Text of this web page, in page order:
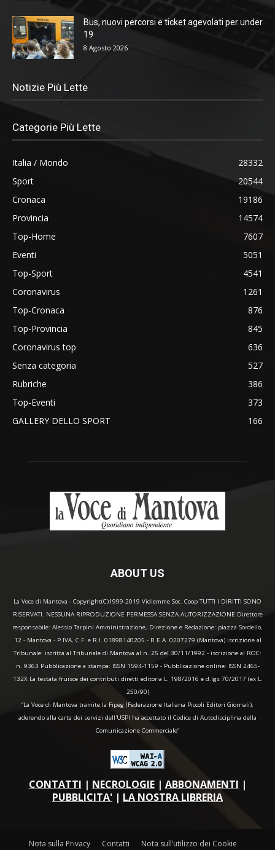
Bus, nuovi percorsi e ticket agevolati per under
19
8 Agosto 2026
Notizie Più Lette
Categorie Più Lette
Italia / Mondo
28332
Sport
20544
Cronaca
19186
Provincia
14574
Top-Home
7607
Eventi
5051
Top-Sport
4541
Coronavirus
1261
Top-Cronaca
876
Top-Provincia
845
Coronavirus top
636
Senza categoria
527
Rubriche
386
Top-Eventi
373
GALLERY DELLO SPORT
166
ABOUT US
La Voce di Mantova - Copyright(C)1999-2019 Vidiemme Soc. Coop TUTTI I DIRITTI SONO
RISERVATI. NESSUNA RIPRODUZIONE PERMESSA SENZA AUTORIZZAZIONE Direttore
responsabile: Alessio Tarpini Amministrazione, Direzione e Redazione: piazza Sordello,
12 - Mantova - P.IVA, C.F. e R.I. 01898140205 - R.E.A. 0207279 (Mantova) iscrizione al
Tribunale: iscritta al Tribunale di Mantova al n. 25 del 30/11/1992 - iscrizione al ROC:
n. 9363 Pubblicazione a stampa: ISSN 1594-1159 - Pubblicazione online: ISSN 2465-
132X La testata fruisce dei contributi diretti editoria L. 198/2016 e d.lgs 70/2017 (ex L.
250/90)
“La Voce di Mantova tramite la Fipeg (Federazione Italiana Piccoli Editori Giornali),
aderendo alla carta dei servizi dell'USPI ha accettato il Codice di Autodisciplina della
Comunicazione Commerciale"
CONTATTI | NECROLOGIE| ABBONAMENTI |
PUBBLICITA' | LA NOSTRA LIBRERIA
Nota sulla Privacy Contatti Nota sull’utilizzo dei Cookie